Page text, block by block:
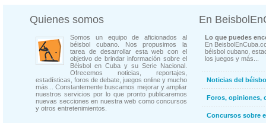
Quienes somos
Somos un equipo de aficionados al
béisbol cubano. Nos propusimos la
tarea de desarrollar esta web con el
objetivo de brindar información sobre el
Béisbol en Cuba y su Serie Nacional.
Ofrecemos noticias, reportajes,
estadísticas, foros de debate, juegos online y mucho
más... Constantemente buscamos mejorar y ampliar
nuestros servicios por lo que pronto publicaremos
nuevas secciones en nuestra web como concursos
y otros entretenimientos.
En
Lo que puedes
En
béisbol cubano,
los juegos y más...
Noticias del
Foros, opiniones,
Concursos sobre